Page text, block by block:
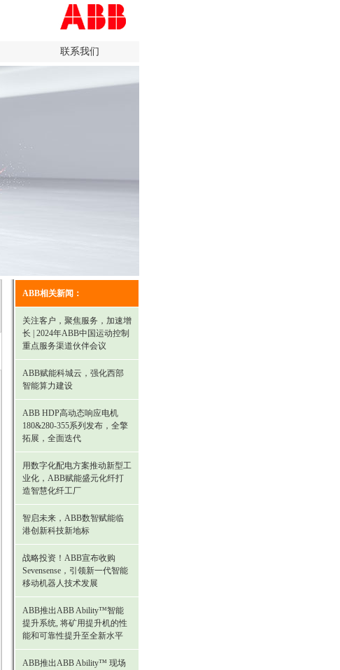
联系我们
ABB相关新闻：
关注客户，聚焦服务，加速增
长 | 2024年ABB中国运动控制
重点服务渠道伙伴会议
ABB赋能科城云，强化西部
智能算力建设
ABB HDP高动态响应电机
180&280-355系列发布，全擎
拓展，全面迭代
用数字化配电方案推动新型工
业化，ABB赋能盛元化纤打
造智慧化纤工厂
智启未来，ABB数智赋能临
港创新科技新地标
战略投资！ABB宣布收购
Sevensense，引领新一代智能
移动机器人技术发展
ABB推出ABB Ability™智能
提升系统, 将矿用提升机的性
能和可靠性提升至全新水平
ABB推出ABB Ability™ 现场